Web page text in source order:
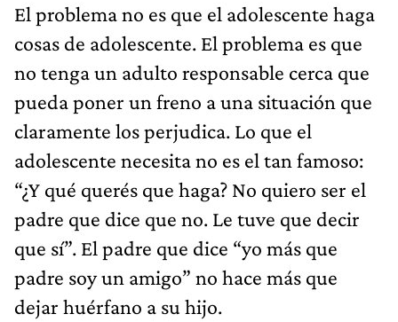
El problema no es que el adolescente haga
cosas de adolescente. El problema es que
no tenga un adulto responsable cerca que
pueda poner un freno a una situación que
claramente los perjudica. Lo que el
adolescente necesita no es el tan famoso:
“¿Y qué querés que haga? No quiero ser el
padre que dice que no. Le tuve que decir
que sí”. El padre que dice “yo más que
padre soy un amigo” no hace más que
dejar huérfano a su hijo.